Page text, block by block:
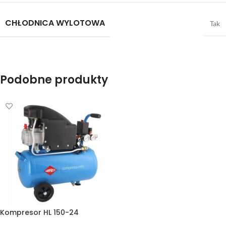
CHŁODNICA WYLOTOWA Tak
Podobne produkty
Kompresor HL 150-24